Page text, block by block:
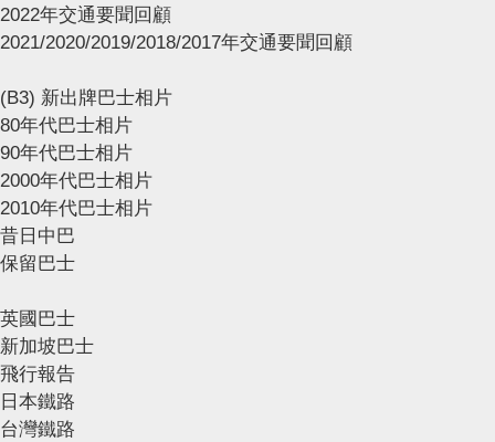
2022年交通要聞回顧
2021/2020/2019/2018/2017年交通要聞回顧
(B3) 新出牌巴士相片
80年代巴士相片
90年代巴士相片
2000年代巴士相片
2010年代巴士相片
昔日中巴
保留巴士
英國巴士
新加坡巴士
飛行報告
日本鐵路
台灣鐵路